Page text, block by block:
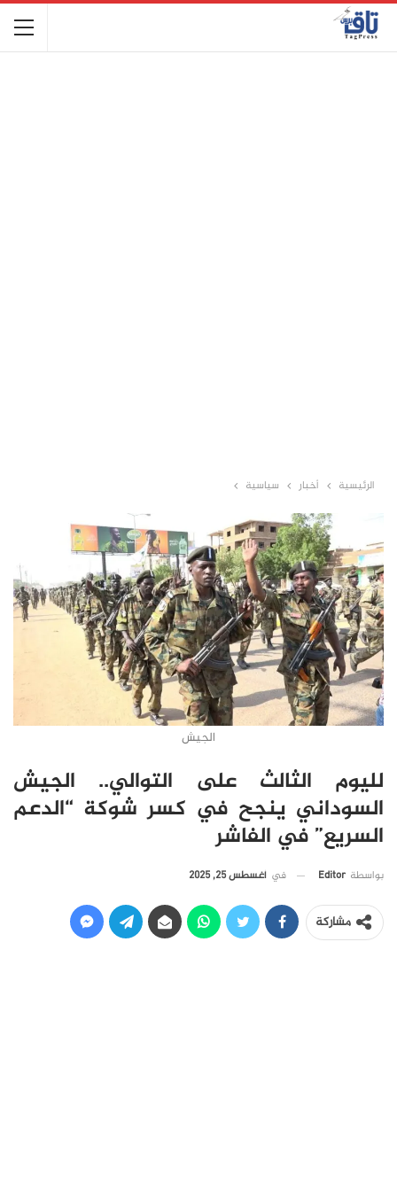
الرئيسية أخبار سياسية
الجيش
لليوم الثالث على التوالي.. الجيش
السوداني ينجح في كسر شوكة “الدعم
السريع” في الفاشر
بواسطة Editor في أغسطس 25, 2025
مشاركة